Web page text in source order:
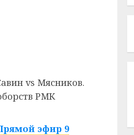
vs Мясников.
РМК
эфир 9